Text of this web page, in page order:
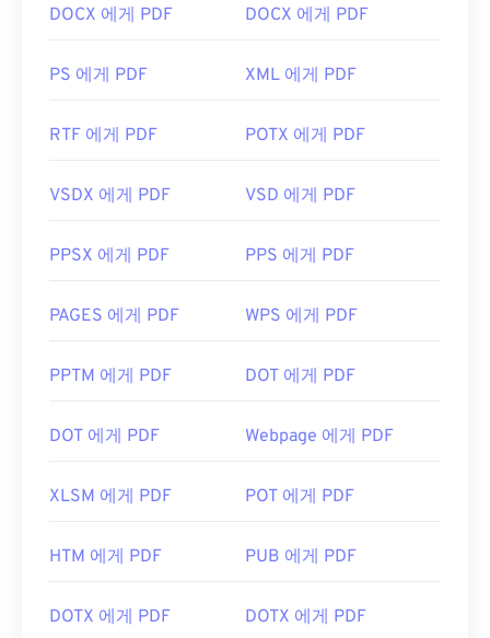
DOCX 에게 PDF DOCX 에게 PDF
PS 에게 PDF XML 에게 PDF
RTF 에게 PDF POTX 에게 PDF
VSDX 에게 PDF VSD 에게 PDF
PPSX 에게 PDF PPS 에게 PDF
PAGES 에게 PDF WPS 에게 PDF
PPTM 에게 PDF DOT 에게 PDF
DOT 에게 PDF Webpage 에게 PDF
XLSM 에게 PDF POT 에게 PDF
HTM 에게 PDF PUB 에게 PDF
DOTX 에게 PDF DOTX 에게 PDF